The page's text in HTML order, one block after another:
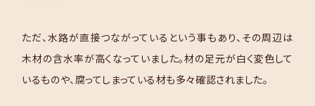
ただ、水路が直接つながっているという事もあり、その周辺は
木材の含水率が高くなっていました。材の足元が白く変色して
いるものや、腐ってしまっている材も多々確認されました。